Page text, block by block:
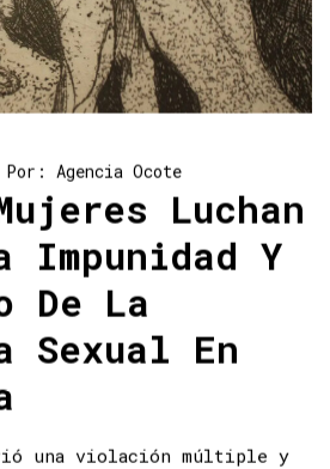
Por: Agencia Ocote
Luchan
Impunidad Y
De La
Sexual En
una violación múltiple y